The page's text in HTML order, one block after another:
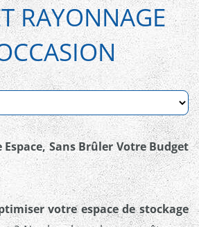
RAYONNAGE
Sans Brûler Votre Budget
votre espace de stockage